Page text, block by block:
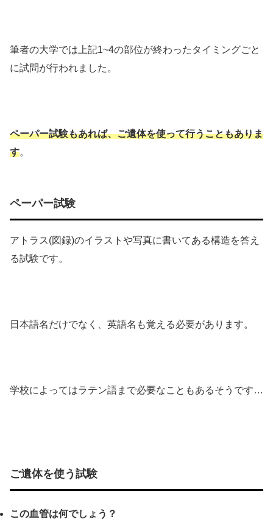
筆者の大学では上記1~4の部位が終わったタイミングごと
に試問が行われました。
ペーパー試験もあれば、ご遺体を使って行うこともありま
す。
ペーパー試験
アトラス(図録)のイラストや写真に書いてある構造を答え
る試験です。
日本語名だけでなく、英語名も覚える必要があります。
学校によってはラテン語まで必要なこともあるそうです…
ご遺体を使う試験
この血管は何でしょう？